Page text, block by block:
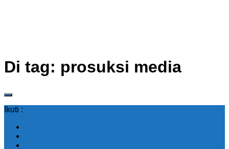
Di tag: prosuksi media
Ikuti :